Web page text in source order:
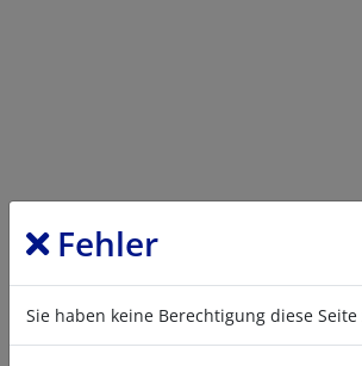
Fehler
Sie haben keine Berechtigung diese Seite